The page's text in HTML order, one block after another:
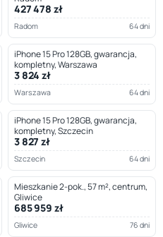
427 478 zł
Radom 64 dni
iPhone 15 Pro 128GB, gwarancja,
kompletny, Warszawa
3 824 zł
Warszawa 64 dni
iPhone 15 Pro 128GB, gwarancja,
kompletny, Szczecin
3 827 zł
Szczecin 64 dni
Mieszkanie 2-pok., 57 m², centrum,
Gliwice
685 959 zł
Gliwice 76 dni